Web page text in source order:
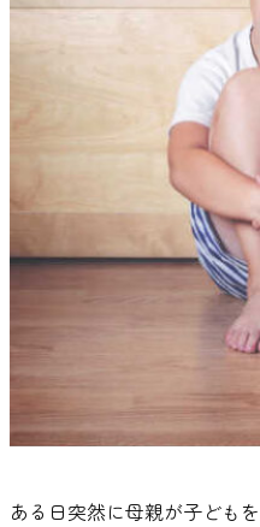
ある日突然に母親が子ども